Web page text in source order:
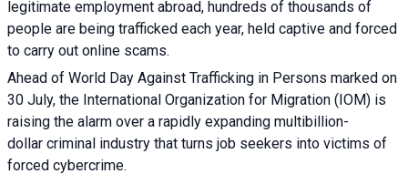
legitimate employment abroad, hundreds of thousands of
people are being trafficked each year, held captive and forced
to carry out online scams.
Ahead of World Day Against Trafficking in Persons marked on
30 July, the International Organization for Migration (IOM) is
raising the alarm over a rapidly expanding multibillion-
dollar criminal industry that turns job seekers into victims of
forced cybercrime.